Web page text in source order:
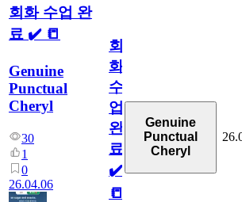
회화 수업 완
료 ✔️ 📒
Genuine
Punctual
Cheryl
30
1
0
26.04.06
회
화
수
업
완
료
✔️
📒
Genuine
Punctual
Cheryl